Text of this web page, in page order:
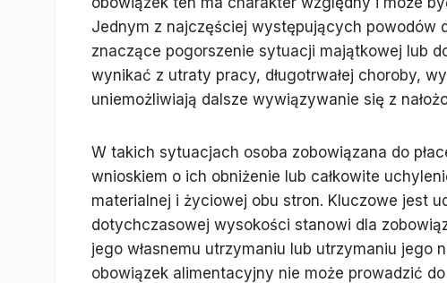
Jednym z najczęściej występujących powodów
znaczące pogorszenie sytuacji majątkowej lub
wynikać z utraty pracy, długotrwałej choroby,
uniemożliwiają dalsze wywiązywanie się z
W takich sytuacjach osoba zobowiązana do
wnioskiem o ich obniżenie lub całkowite
materialnej i życiowej obu stron. Kluczowe jest
dotychczasowej wysokości stanowi dla
jego własnemu utrzymaniu lub utrzymaniu jego
obowiązek alimentacyjny nie może prowadzić